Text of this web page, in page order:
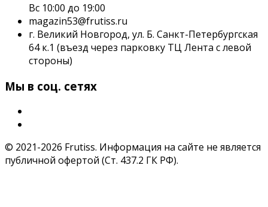
Вс 10:00 до 19:00
magazin53@frutiss.ru
г. Великий Новгород, ул. Б. Санкт-Петербургская
64 к.1 (въезд через парковку ТЦ Лента с левой
стороны)
Мы в соц. сетях
© 2021-2026 Frutiss. Информация на сайте не является
публичной офертой (Ст. 437.2 ГК РФ).